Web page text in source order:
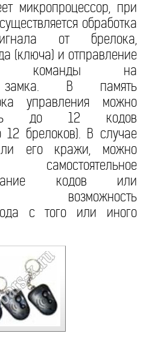
микропроцессор, при
обработка
от брелока,
(ключа) и отправление
команды на
замка. В память
управления можно
до 12 кодов
12 брелоков). В случае
его кражи, можно
кодов или
возможность
с того или иного